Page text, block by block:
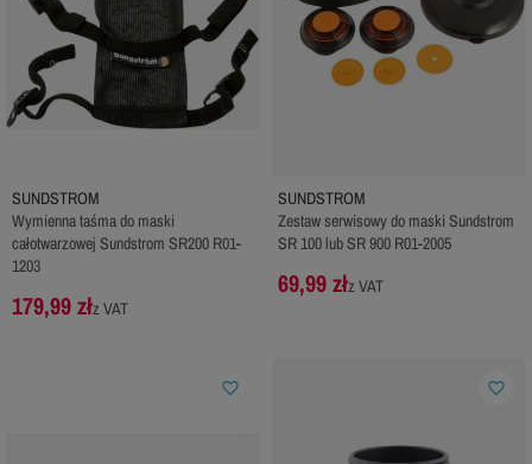
SUNDSTROM
Wymienna taśma do maski
całotwarzowej Sundstrom SR200 R01-
1203
179,99 złz VAT
SUNDSTROM
Zestaw serwisowy do maski Sundstrom
SR 100 lub SR 900 R01-2005
69,99 złz VAT
favorite_border favorite_border